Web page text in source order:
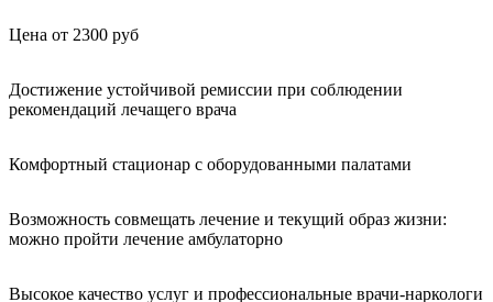
Цена от 2300 руб
Достижение устойчивой ремиссии при соблюдении
рекомендаций лечащего врача
Комфортный стационар с оборудованными палатами
Возможность совмещать лечение и текущий образ жизни:
можно пройти лечение амбулаторно
Высокое качество услуг и профессиональные врачи-наркологи